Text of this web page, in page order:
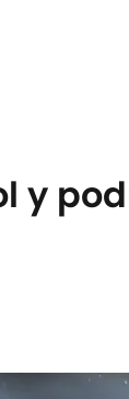
y